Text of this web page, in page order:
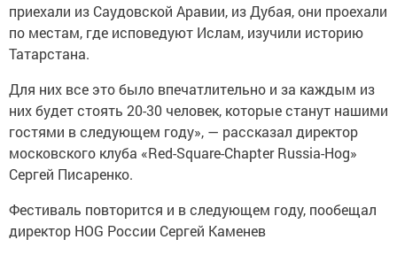
приехали из Саудовской Аравии, из Дубая, они проехали
по местам, где исповедуют Ислам, изучили историю
Татарстана.
Для них все это было впечатлительно и за каждым из
них будет стоять 20-30 человек, которые станут нашими
гостями в следующем году», — рассказал директор
московского клуба «Red-Square-Chapter Russia-Hog»
Сергей Писаренко.
Фестиваль повторится и в следующем году, пообещал
директор HOG России Сергей Каменев